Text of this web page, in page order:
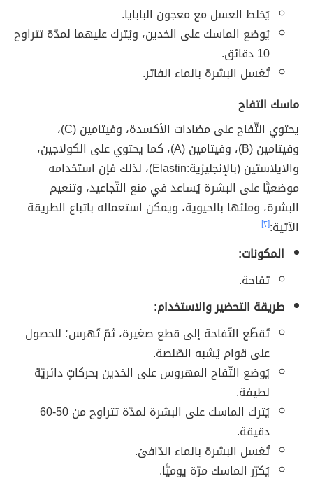
يُخلط العسل مع معجون البابايا.
يُوضع الماسك على الخدين، ويُترك عليهما لمدّة تتراوح
10 دقائق.
تُغسل البشرة بالماء الفاتر.
ماسك التفاح
يحتوي التّفاح على مضادات الأكسدة، وفيتامين (C)،
وفيتامين (B)، وفيتامين (A)، كما يحتوي على الكولاجين،
والايلاستين (بالإنجليزية:Elastin)، لذلك فإن استخدامه
موضعيًّا على البشرة يُساعد في منع التّجاعيد، وتنعيم
البشرة، وملئها بالحيوية، ويمكن استعماله باتباع الطريقة
الآتية:[٢]
المكونات:
تفاحة.
طريقة التحضير والاستخدام:
تُقطّع التّفاحة إلى قطع صغيرة، ثمّ تُهرس؛ للحصول
على قوام يُشبه الصّلصة.
يُوضع التّفاح المهروس على الخدين بحركاتٍ دائريّة
لطيفة.
يُترك الماسك على البشرة لمدّة تتراوح من 50-60
دقيقة.
تُغسل البشرة بالماء الدّافئ.
يُكرّر الماسك مرّة يوميًّا.